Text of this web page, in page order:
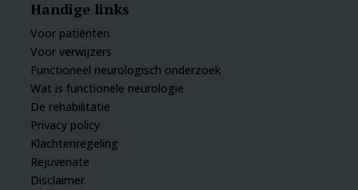
Handige links
Voor patiënten
Voor verwijzers
Functioneel neurologisch onderzoek
Wat is functionele neurologie
De rehabilitatie
Privacy policy
Klachtenregeling
Rejuvenate
Disclaimer